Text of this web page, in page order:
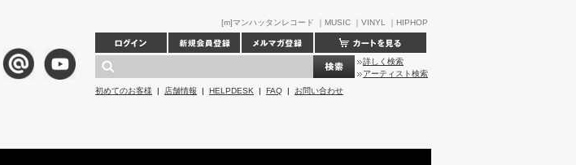
[m]マンハッタンレコード ｜MUSIC ｜VINYL ｜HIPHOP
詳しく検索
アーティスト検索
初めてのお客様 | 店舗情報 | HELPDESK | FAQ | お問い合わせ